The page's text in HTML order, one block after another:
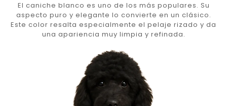
El caniche blanco es uno de los más populares. Su
aspecto puro y elegante lo convierte en un clásico.
Este color resalta especialmente el pelaje rizado y da
una apariencia muy limpia y refinada.